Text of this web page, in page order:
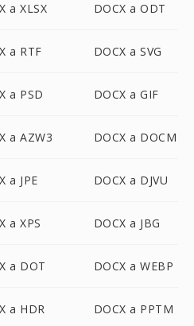
a XLSX DOCX a ODT
a RTF DOCX a SVG
a PSD DOCX a GIF
a AZW3 DOCX a DOCM
a JPE DOCX a DJVU
a XPS DOCX a JBG
a DOT DOCX a WEBP
a HDR DOCX a PPTM